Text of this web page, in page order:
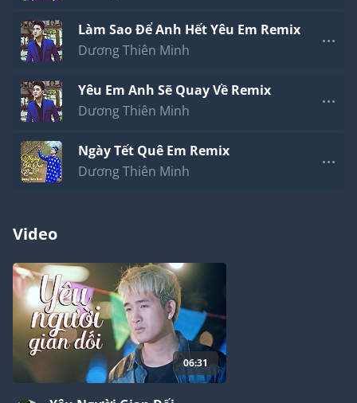
Làm Sao Để Anh Hết Yêu Em Remix
Dương Thiên Minh
Yêu Em Anh Sẽ Quay Về Remix
Dương Thiên Minh
Ngày Tết Quê Em Remix
Dương Thiên Minh
Video
06:31